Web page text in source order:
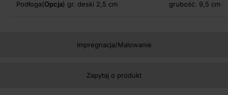
Impregnacja/Malowanie
Zapytaj o produkt
Podłoga(Opcja) gr. deski 2,5 cm grubość. 9,5 cm